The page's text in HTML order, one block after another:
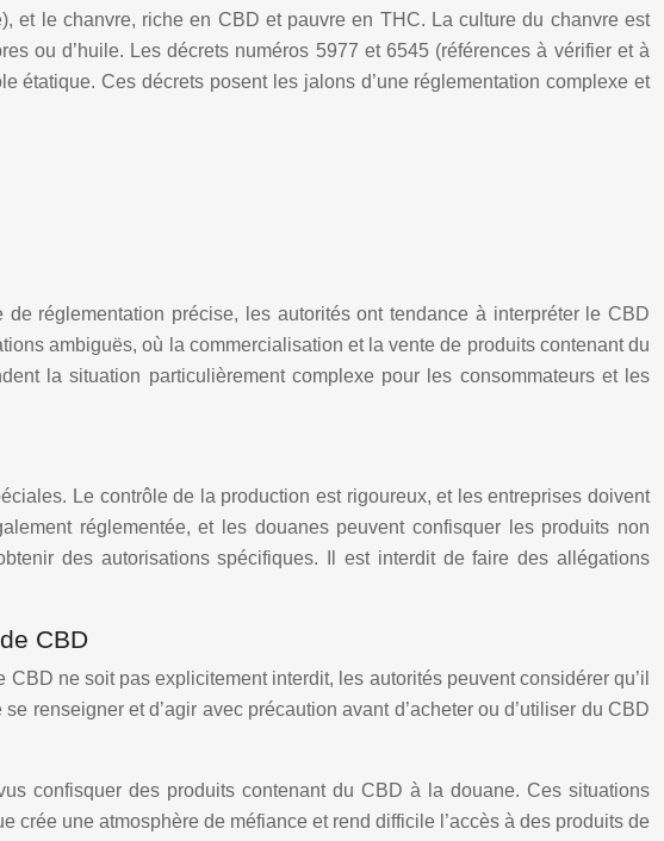
et le chanvre, riche en CBD et pauvre en THC. La culture du chanvre est
ou d’huile. Les décrets numéros 5977 et 6545 (références à vérifier et à
étatique. Ces décrets posent les jalons d’une réglementation complexe et
réglementation précise, les autorités ont tendance à interpréter le CBD
ambiguës, où la commercialisation et la vente de produits contenant du
la situation particulièrement complexe pour les consommateurs et les
Le contrôle de la production est rigoureux, et les entreprises doivent
réglementée, et les douanes peuvent confisquer les produits non
des autorisations spécifiques. Il est interdit de faire des allégations
CBD
ne soit pas explicitement interdit, les autorités peuvent considérer qu’il
renseigner et d’agir avec précaution avant d’acheter ou d’utiliser du CBD
confisquer des produits contenant du CBD à la douane. Ces situations
crée une atmosphère de méfiance et rend difficile l’accès à des produits de